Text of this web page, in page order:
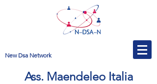
New Dsa Network
Ass. Maendeleo Italia